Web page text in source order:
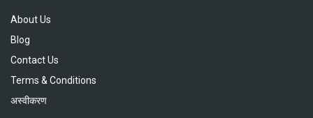
About Us
Blog
Contact Us
Terms & Conditions
अस्वीकरण